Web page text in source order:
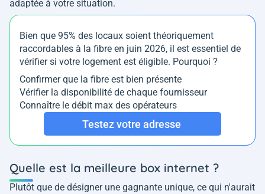
adaptée à votre situation.
Bien que 95% des locaux soient théoriquement
raccordables à la fibre en juin 2026, il est essentiel de
vérifier si votre logement est éligible. Pourquoi ?
Confirmer que la fibre est bien présente
Vérifier la disponibilité de chaque fournisseur
Connaître le débit max des opérateurs
Testez votre adresse
Quelle est la meilleure box internet ?
Plutôt que de désigner une gagnante unique, ce qui n'aurait